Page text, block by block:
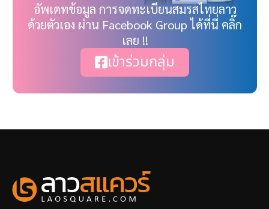
อัพเดทข้อมูล การจดทะเบียนสมรสไทยลาว
ด้วยตัวเอง ผ่าน Facebook Group ได้ที่นี่ คลิ๊ก
เลย !!
เข้าร่วมกลุ่ม